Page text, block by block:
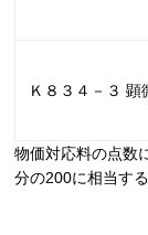
Ｋ８３４－３
物価対応料の点数
分の200に相当す